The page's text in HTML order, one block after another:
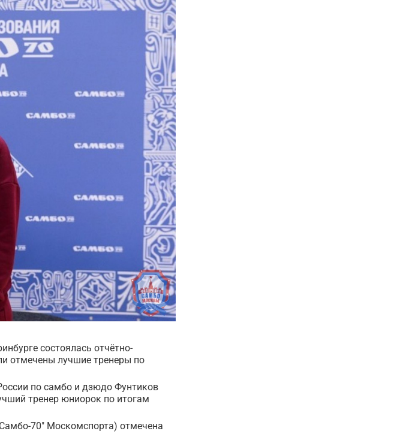
состоялась отчётно-
отмечены лучшие тренеры по
по самбо и дзюдо Фунтиков
тренер юниорок по итогам
70" Москомспорта) отмечена